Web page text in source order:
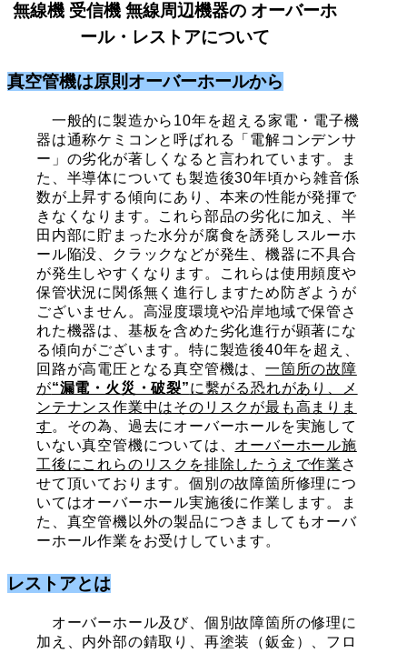
無線機 受信機 無線周辺機器の オーバーホ
ール・レストアについて
真空管機は原則オーバーホールから
一般的に製造から10年を超える家電・電子機
器は通称ケミコンと呼ばれる「電解コンデンサ
ー」の劣化が著しくなると言われています。ま
た、半導体についても製造後30年頃から雑音係
数が上昇する傾向にあり、本来の性能が発揮で
きなくなります。これら部品の劣化に加え、半
田内部に貯まった水分が腐食を誘発しスルーホ
ール陥没、クラックなどが発生、機器に不具合
が発生しやすくなります。これらは使用頻度や
保管状況に関係無く進行しますため防ぎようが
ございません。高湿度環境や沿岸地域で保管さ
れた機器は、基板を含めた劣化進行が顕著にな
る傾向がございます。特に製造後40年を超え、
回路が高電圧となる真空管機は、一箇所の故障
が“漏電・ 火災・破裂”に繫がる恐れがあり、メ
ンテナンス作業中はそのリスクが最も高まりま
す 。その為、過去にオーバーホールを実施して
いない真空管機については、 オーバーホール施
工後にこれらのリスクを排除したうえで作業 さ
せて頂いております。個別の故障箇所修理につ
いてはオーバーホール実施後に作業します。ま
た、真空管機以外の製品につきましてもオーバ
ーホール作業をお受けしています。
レストアとは
オーバーホール及び、個別故障箇所の修理に
加え、内外部の錆取り、再塗装（鈑金）、フロ